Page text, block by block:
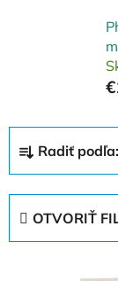
d
Radiť podľa:
OTVORIŤ